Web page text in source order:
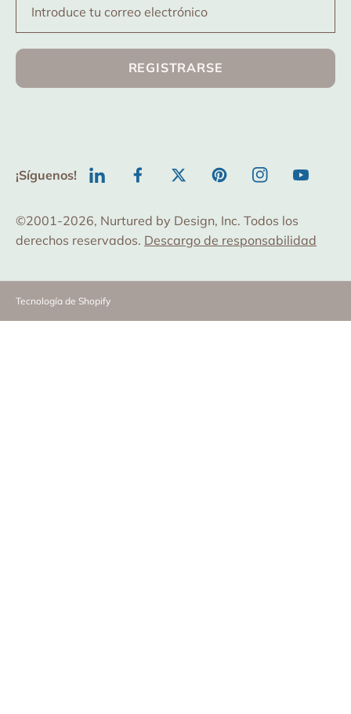
Introduce tu correo electrónico
REGISTRARSE
¡Síguenos! TODO FacebookTwitter PinterestInstagramYouTube
©2001-2026, Nurtured by Design, Inc. Todos los
derechos reservados. Descargo de responsabilidad
Tecnología de Shopify